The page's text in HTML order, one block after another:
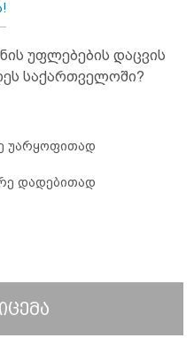
უფლებების დაცვის
საქართველოში?
უარყოფითად
დადებითად